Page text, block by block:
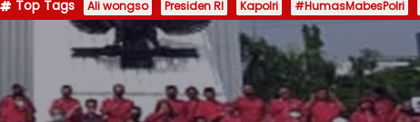
Top Tags Ali wongso Presiden RI Kapolri #HumasMabesPolri